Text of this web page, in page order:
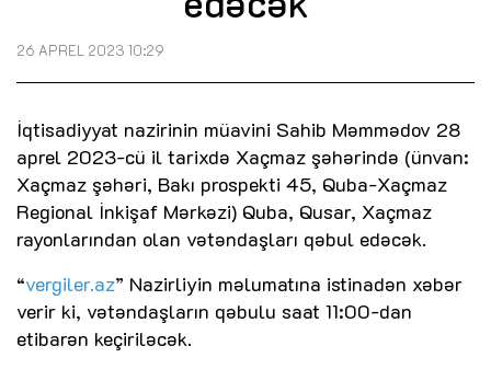
26 APREL 2023 10:29
İqtisadiyyat nazirinin müavini Sahib Məmmədov 28
aprel 2023-cü il tarixdə Xaçmaz şəhərində (ünvan:
Xaçmaz şəhəri, Bakı prospekti 45, Quba-Xaçmaz
Regional İnkişaf Mərkəzi) Quba, Qusar, Xaçmaz
rayonlarından olan vətəndaşları qəbul edəcək.
“vergiler.az” Nazirliyin məlumatına istinadən xəbər
verir ki, vətəndaşların qəbulu saat 11:00-dan
etibarən keçiriləcək.